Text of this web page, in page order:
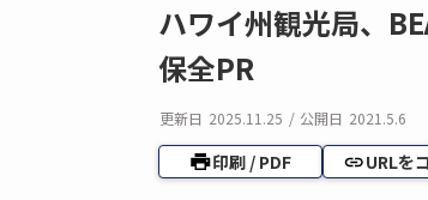
ハワイ州観光局、
保全PR
更新日 2025.11.25 / 公開日 2021.5.6
印刷 / PDF URLを